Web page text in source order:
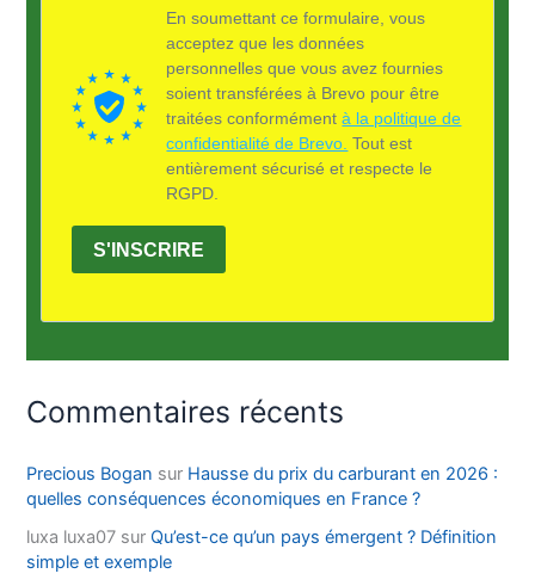
En soumettant ce formulaire, vous
acceptez que les données
personnelles que vous avez fournies
soient transférées à Brevo pour être
traitées conformémentà la politique de
confidentialité de Brevo. Tout est
entièrement sécurisé et respecte le
RGPD.
S'INSCRIRE
Commentaires récents
Precious Bogan sur Hausse du prix du carburant en 2026 :
quelles conséquences économiques en France ?
luxa luxa07 sur Qu’est-ce qu’un pays émergent ? Définition
simple et exemple